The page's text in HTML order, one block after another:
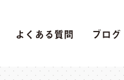
よくある質問 ブログ